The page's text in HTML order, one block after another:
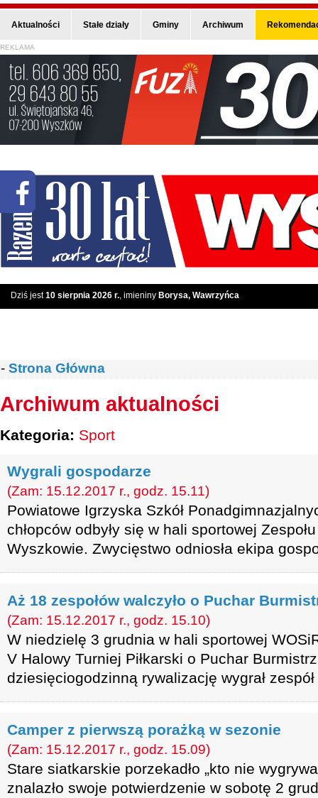
Aktualności Stałe działy Gminy Archiwum
REKLAMA
Dziś jest10 sierpnia 2026 r., imieniny Borysa, Wawrzyńca
- Strona Główna
Archiwum aktualności
Kategoria: Sport
Wygrali gospodarze
(Zam: 15.12.2017 r., godz. 15.11)
Powiatowe Igrzyska Szkół
chłopców odbyły się w hali sportowej
Wyszkowie. Zwycięstwo odniosła ekipa
Aż 18 zespołów walczyło o Puchar
(Zam: 15.12.2017 r., godz. 15.10)
W niedzielę 3 grudnia w hali sportowej
V Halowy Turniej Piłkarski o Puchar
dziesięciogodzinną rywalizację wygrał zespół
Camper z pierwszą porażką w sezonie
(Zam: 15.12.2017 r., godz. 15.09)
Stare siatkarskie porzekadło „kto nie
znalazło swoje potwierdzenie w sobotę 2